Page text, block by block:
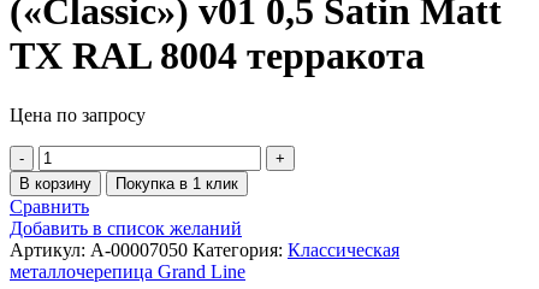
(«Classic») v01 0,5 Satin Matt
TX RAL 8004 терракота
Цена по запросу
В корзину Покупка в 1 клик
Сравнить
Добавить в список желаний
Артикул: A-00007050 Категория: Классическая
металлочерепица Grand Line